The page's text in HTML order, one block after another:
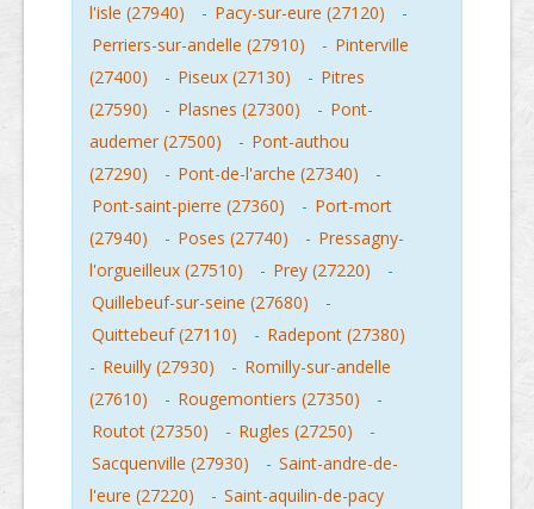
l'isle (27940)
- Pacy-sur-eure (27120)
-
Perriers-sur-andelle (27910)
- Pinterville
(27400)
- Piseux (27130) - Pitres
(27590)
- Plasnes (27300) - Pont-
audemer (27500)
- Pont-authou
(27290)
- Pont-de-l'arche (27340)
-
Pont-saint-pierre (27360)
- Port-mort
(27940)
- Poses (27740) - Pressagny-
l'orgueilleux (27510)
- Prey (27220)
-
Quillebeuf-sur-seine (27680)
-
Quittebeuf (27110)
- Radepont (27380)
- Reuilly (27930) - Romilly-sur-andelle
(27610)
- Rougemontiers (27350)
-
Routot (27350)
- Rugles (27250)
-
Sacquenville (27930)
- Saint-andre-de-
l'eure (27220)
- Saint-aquilin-de-pacy